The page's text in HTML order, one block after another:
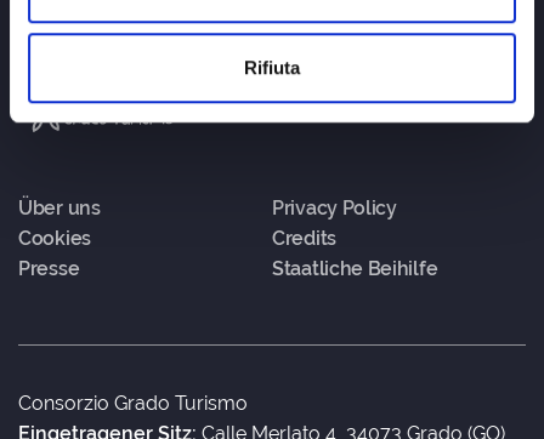
Rifiuta
Über uns
Privacy Policy
Cookies
Credits
Presse
Staatliche Beihilfe
Consorzio Grado Turismo
Eingetragener Sitz: Calle Merlato 4, 34073 Grado (GO)